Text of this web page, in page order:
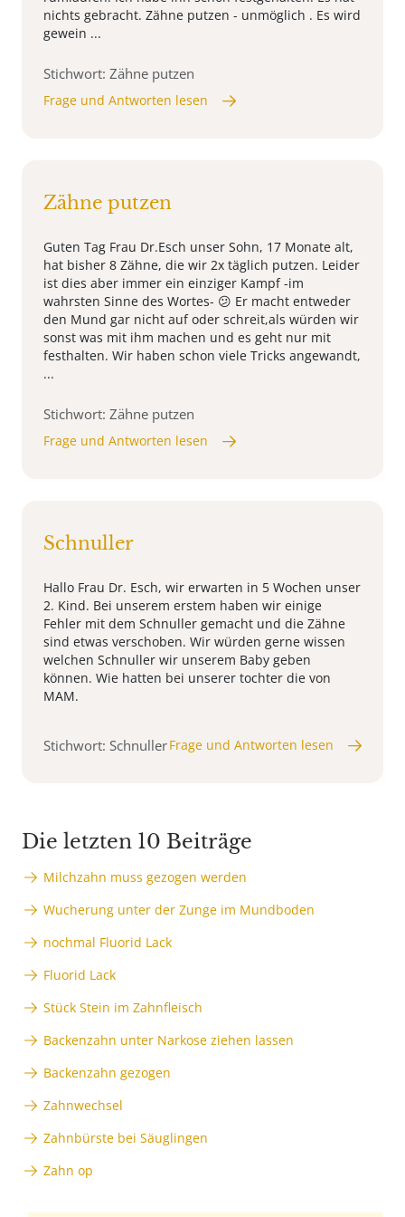
nichts gebracht. Zähne putzen - unmöglich . Es wird
gewein ...
Stichwort: Zähne putzen
Frage und Antworten lesen
Zähne putzen
Guten Tag Frau Dr.Esch unser Sohn, 17 Monate alt,
hat bisher 8 Zähne, die wir 2x täglich putzen. Leider
ist dies aber immer ein einziger Kampf -im
wahrsten Sinne des Wortes- 😕 Er macht entweder
den Mund gar nicht auf oder schreit,als würden wir
sonst was mit ihm machen und es geht nur mit
festhalten. Wir haben schon viele Tricks angewandt,
...
Stichwort: Zähne putzen
Frage und Antworten lesen
Schnuller
Hallo Frau Dr. Esch, wir erwarten in 5 Wochen unser
2. Kind. Bei unserem erstem haben wir einige
Fehler mit dem Schnuller gemacht und die Zähne
sind etwas verschoben. Wir würden gerne wissen
welchen Schnuller wir unserem Baby geben
können. Wie hatten bei unserer tochter die von
MAM.
Stichwort: SchnullerFrage und Antworten lesen
Die letzten 10 Beiträge
Milchzahn muss gezogen werden
Wucherung unter der Zunge im Mundboden
nochmal Fluorid Lack
Fluorid Lack
Stück Stein im Zahnfleisch
Backenzahn unter Narkose ziehen lassen
Backenzahn gezogen
Zahnwechsel
Zahnbürste bei Säuglingen
Zahn op